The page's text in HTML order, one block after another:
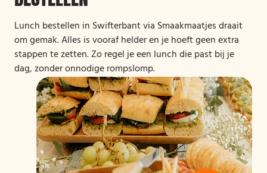
Lunch bestellen in Swifterbant via Smaakmaatjes draait
om gemak. Alles is vooraf helder en je hoeft geen extra
stappen te zetten. Zo regel je een lunch die past bij je
dag, zonder onnodige rompslomp.